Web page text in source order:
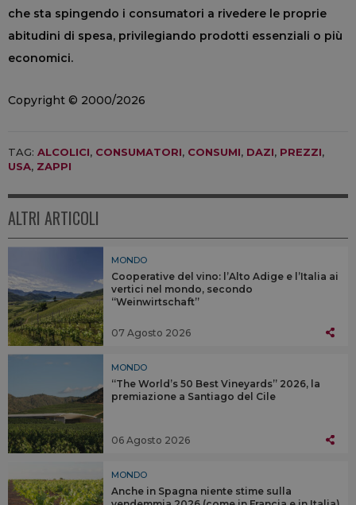
che sta spingendo i consumatori a rivedere le proprie
abitudini di spesa, privilegiando prodotti essenziali o più
economici.
Copyright © 2000/2026
TAG: ALCOLICI, CONSUMATORI, CONSUMI, DAZI, PREZZI,
USA, ZAPPI
ALTRI ARTICOLI
MONDO
Cooperative del vino: l’Alto Adige e l’Italia ai
vertici nel mondo, secondo
“Weinwirtschaft”
07 Agosto 2026
MONDO
“The World’s 50 Best Vineyards” 2026, la
premiazione a Santiago del Cile
06 Agosto 2026
MONDO
Anche in Spagna niente stime sulla